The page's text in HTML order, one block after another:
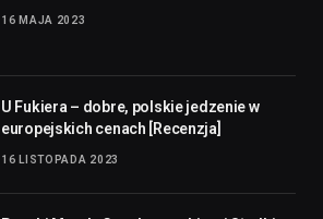
16 MAJA 2023
U Fukiera – dobre, polskie jedzenie w
europejskich cenach [Recenzja]
16 LISTOPADA 2023